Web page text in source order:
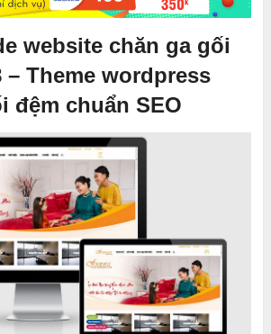
website chăn ga gối
– Theme wordpress
đệm chuẩn SEO